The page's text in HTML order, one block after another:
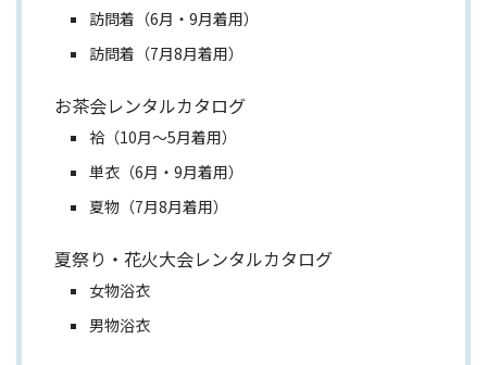
訪問着（6月・9月着用）
訪問着（7月8月着用）
お茶会レンタルカタログ
袷（10月～5月着用）
単衣（6月・9月着用）
夏物（7月8月着用）
夏祭り・花火大会レンタルカタログ
女物浴衣
男物浴衣